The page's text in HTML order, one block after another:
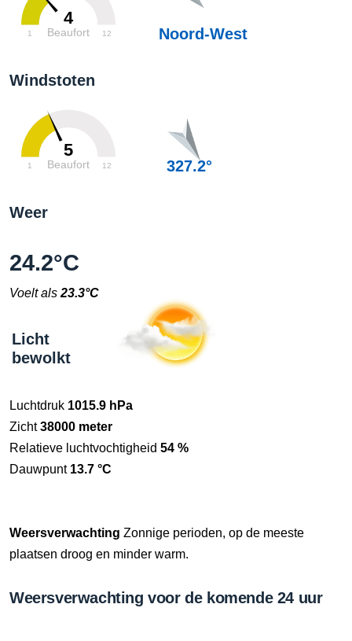
4
Beaufort
1 12 Noord-West
Windstoten
5
Beaufort
1 12 327.2°
Weer
24.2°C
Voelt als 23.3°C
Licht
bewolkt
Luchtdruk 1015.9 hPa
Zicht38000 meter
Relatieve luchtvochtigheid 54 %
Dauwpunt 13.7 °C
Weersverwachting Zonnige perioden, op de meeste
plaatsen droog en minder warm.
Weersverwachting voor de komende 24 uur